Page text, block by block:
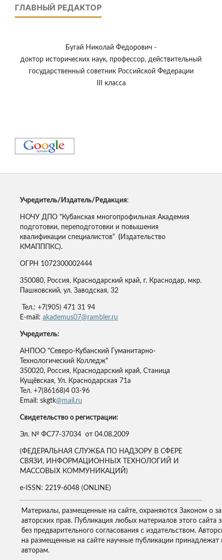
ГЛАВНЫЙ РЕДАКТОР
Бугай Николай Федорович -
доктор исторических наук, профессор, действительный
государственный советник Российской Федерации
III класса
Учредитель/Издатель/Редакция:
НОЧУ ДПО "Кубанская многопрофильная Академия
подготовки, переподготовки и повышения
квалификации специалистов" (Издательство
КМАПППКС).
ОГРН 1072300002444
350080, Россия, Краснодарский край, г. Краснодар, мкр.
Пашковский, ул. Заводская, 32
Тел.: +7(905) 471 31 94
E-mail: akademus07@rambler.ru
Учредитель:
АНПОО "Северо-Кубанский Гуманитарно-
Технологический Колледж"
350020, Россия, Краснодарский край, Станица
Кущёвская, Ул. Краснодарская 71а
Тел. +7(86168)4 03-96
Email: skgtk@mail.ru
Свидетельство о регистрации:
Эл. № ФС77-37034 от 04.08.2009
(ФЕДЕРАЛЬНАЯ СЛУЖБА ПО НАДЗОРУ В СФЕРЕ
СВЯЗИ, ИНФОРМАЦИОННЫХ ТЕХНОЛОГИЙ И
МАССОВЫХ КОММУНИКАЦИЙ)
e-ISSN: 2219-6048 (ONLINE)
Материалы, размещенные на сайте, охраняются Законом о
авторских прав. Публикация любых материалов этого сайта
без предварительного согласования с издательством.
на размещенные на сайте научные публикации принадлежат
авторам.